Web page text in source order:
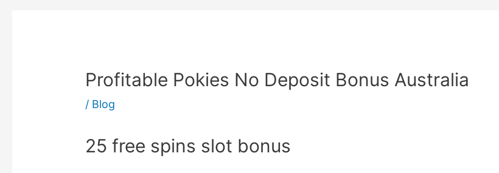
Profitable Pokies No Deposit Bonus Australia
/ Blog
25 free spins slot bonus